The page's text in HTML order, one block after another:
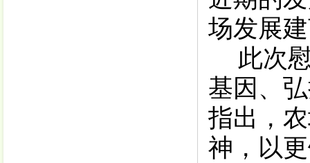
场发展
此次
基因、
指出，
神，以